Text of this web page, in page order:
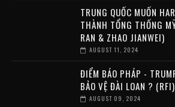
TRUNG QUỐC MUỐN
THÀNH TỔNG THỐNG
RAN & ZHAO JIANWEI)
AUGUST 11, 2024
ĐIỂM BÁO PHÁP -
BẢO VỆ ĐÀI LOAN ? (RFI)
AUGUST 09, 2024